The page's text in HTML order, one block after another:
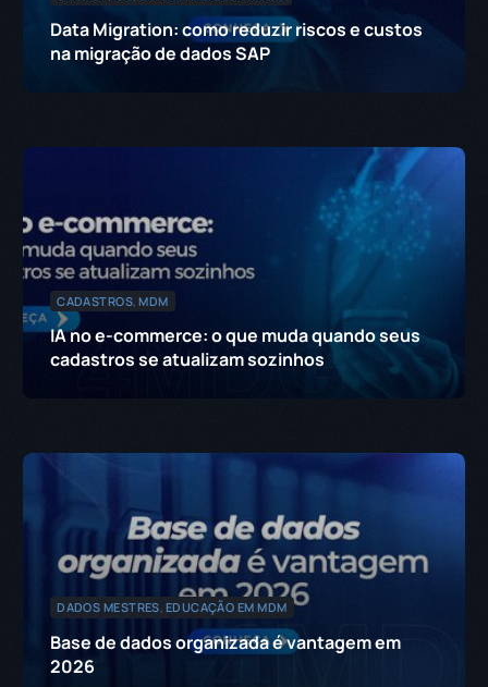
Data Migration: como reduzir riscos e custos
na migração de dados SAP
CADASTROS,MDM
IA no e-commerce: o que muda quando seus
cadastros se atualizam sozinhos
DADOS MESTRES, EDUCAÇÃO EM MDM
Base de dados organizada é vantagem em
2026